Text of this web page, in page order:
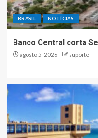
BRASIL NOTÍCIAS
Banco Central corta
agosto 5, 2026 suporte